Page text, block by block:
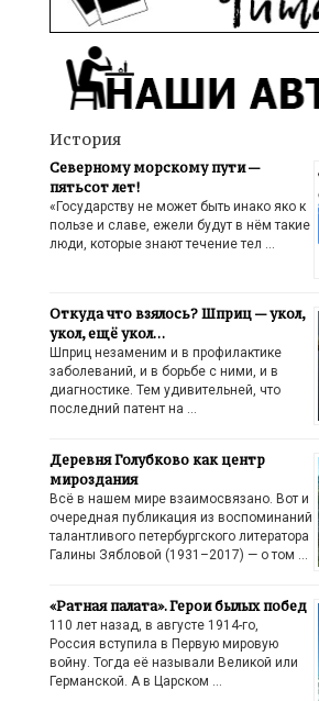
История
Северному морскому пути —
пятьсот лет!
«Государству не может быть инако яко к
пользе и славе, ежели будут в нём такие
люди, которые знают течение тел …
Откуда что взялось? Шприц — укол,
укол, ещё укол…
Шприц незаменим и в профилактике
заболеваний, и в борьбе с ними, и в
диагностике. Тем удивительней, что
последний патент на …
Деревня Голубково как центр
мироздания
Всё в нашем мире взаимосвязано. Вот и
очередная публикация из воспоминаний
талантливого петербургского литератора
Галины Зябловой (1931–2017) — о том …
«Ратная палата». Герои былых побед
110 лет назад, в августе 1914-го,
Россия вступила в Первую мировую
войну. Тогда её называли Великой или
Германской. А в Царском …